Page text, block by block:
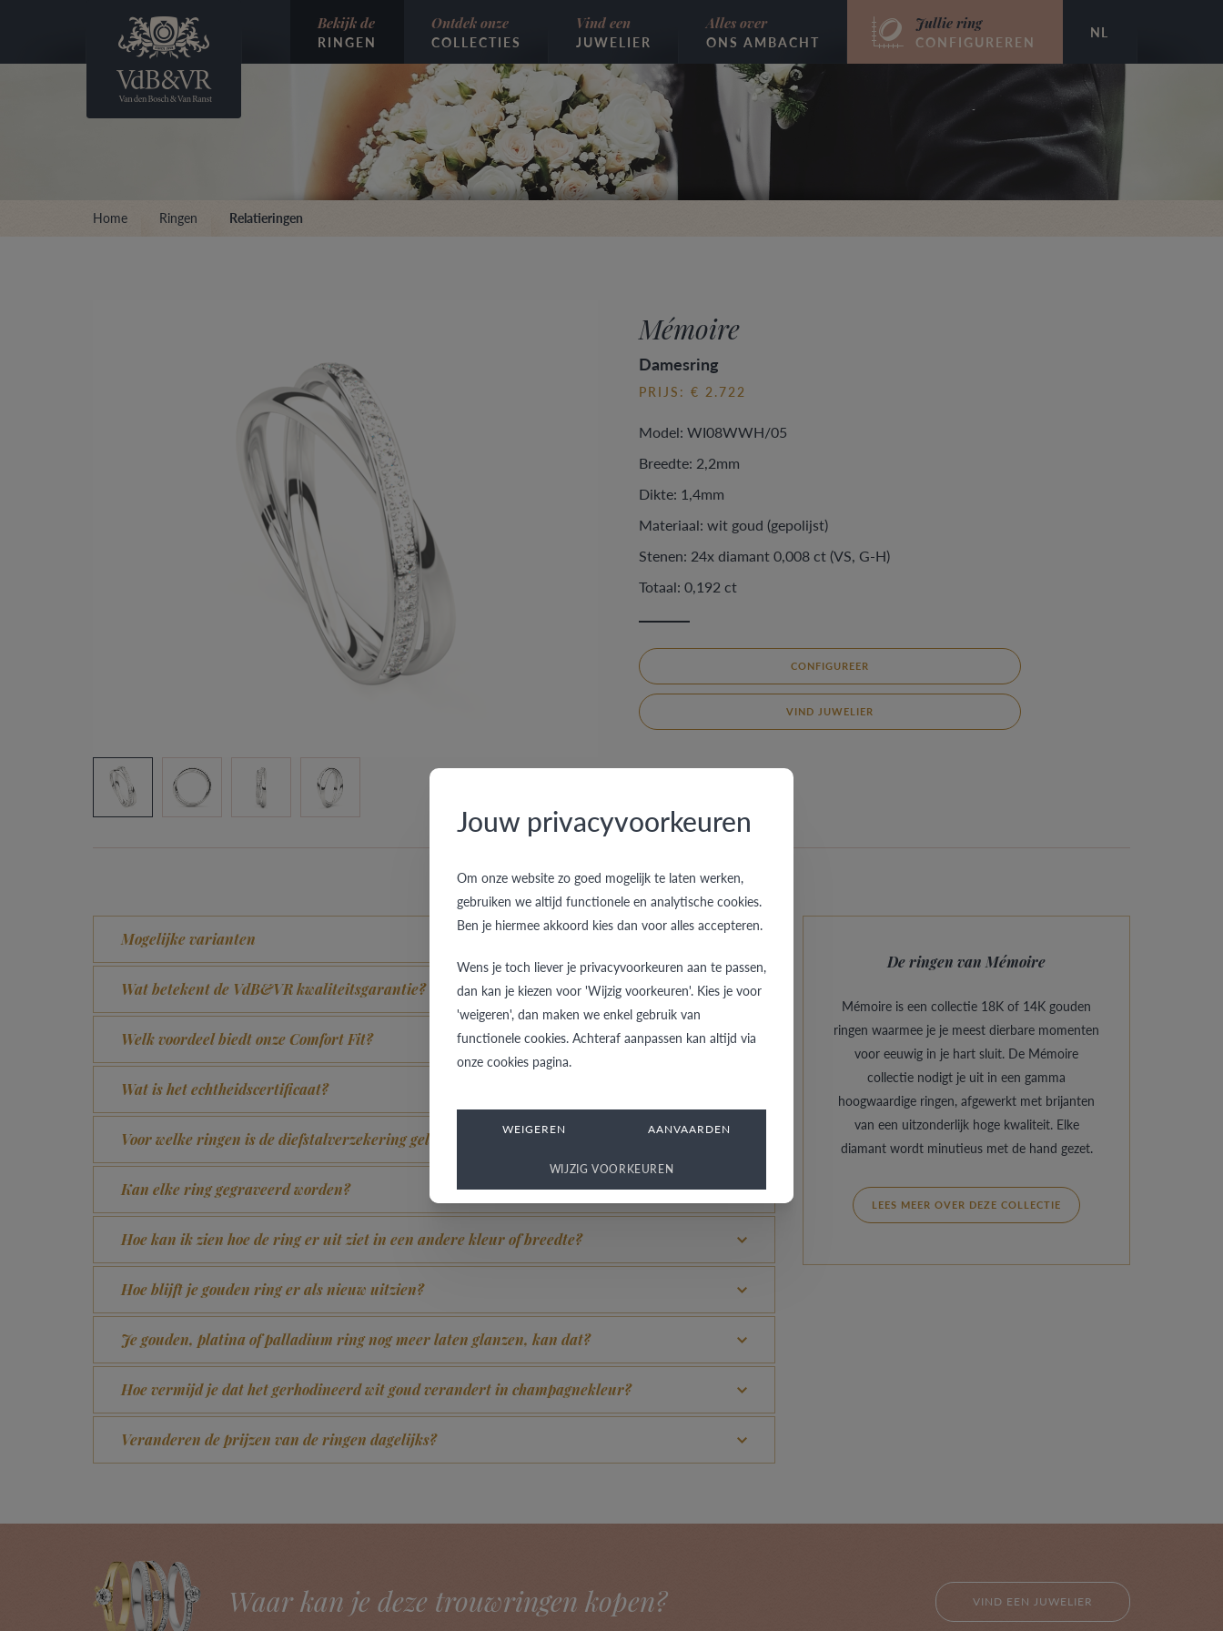
NL
Bekijk de
RINGEN
Ontdek onze
COLLECTIES
Vind een
JUWELIER
Alles over
ONS AMBACHT
Jullie ring
CONFIGUREREN
Home Ringen Relatieringen
Mémoire
Damesring
PRIJS: € 2.722
Model: WI08WWH/05
Breedte: 2,2mm
Dikte: 1,4mm
Materiaal: wit goud (gepolijst)
Stenen: 24x diamant 0,008 ct (VS, G-H)
Totaal: 0,192 ct
CONFIGUREER
VIND JUWELIER
Mogelijke varianten
Wat betekent de VdB&VR kwaliteitsgarantie?
Welk voordeel biedt onze Comfort Fit?
Wat is het echtheidscertificaat?
Voor welke ringen is de diefstalverzekering geldig?
Kan elke ring gegraveerd worden?
Hoe kan ik zien hoe de ring er uit ziet in een andere kleur of breedte?
Hoe blijft je gouden ring er als nieuw uitzien?
Je gouden, platina of palladium ring nog meer laten glanzen, kan dat?
Hoe vermijd je dat het gerhodineerd wit goud verandert in champagnekleur?
Veranderen de prijzen van de ringen dagelijks?
De ringen van Mémoire
Mémoire is een collectie 18K of 14K gouden
ringen waarmee je je meest dierbare momenten
voor eeuwig in je hart sluit. De Mémoire
collectie nodigt je uit in een gamma
hoogwaardige ringen, afgewerkt met brijanten
van een uitzonderlijk hoge kwaliteit. Elke
diamant wordt minutieus met de hand gezet.
LEES MEER OVER DEZE COLLECTIE
Waar kan je deze trouwringen kopen? VIND EEN JUWELIER
Jouw privacyvoorkeuren
Om onze website zo goed mogelijk te laten werken,
gebruiken we altijd functionele en analytische cookies.
Ben je hiermee akkoord kies dan voor alles accepteren.
Wens je toch liever je privacyvoorkeuren aan te passen,
dan kan je kiezen voor 'Wijzig voorkeuren'. Kies je voor
'weigeren', dan maken we enkel gebruik van
functionele cookies. Achteraf aanpassen kan altijd via
onze cookies pagina.
WEIGEREN AANVAARDEN
WIJZIG VOORKEUREN